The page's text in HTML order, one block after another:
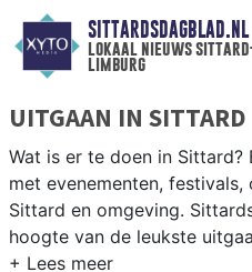
SITTARDSDAGBLAD.NL
lokaal nieuws
limburg
UITGAAN IN SITTARD
Wat is er te doen in Sittard?
met evenementen,
Sittard en omgeving.
hoogte van de leukste